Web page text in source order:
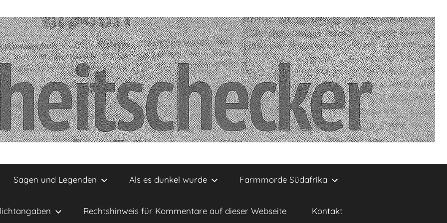
Sagen und Legenden Als es dunkel wurde Farmmorde Südafrika
Rechtshinweis für Kommentare auf dieser Webseite Kontakt